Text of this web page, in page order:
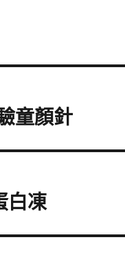
童顏針
白凍